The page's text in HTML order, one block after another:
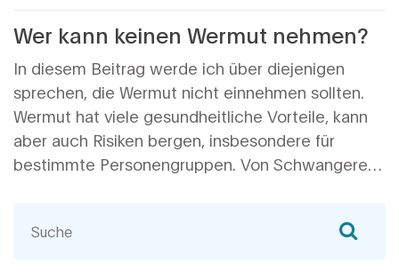
Wer kann keinen Wermut nehmen?
In diesem Beitrag werde ich über diejenigen
sprechen, die Wermut nicht einnehmen sollten.
Wermut hat viele gesundheitliche Vorteile, kann
aber auch Risiken bergen, insbesondere für
bestimmte Personengruppen. Von Schwangeren
Vorbehalte. Wenn Sie in einer der genannten